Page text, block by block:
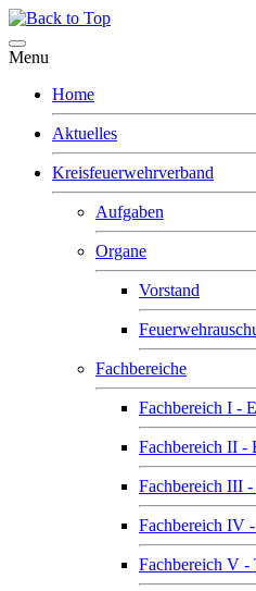
Menu
Home
Aktuelles
Kreisfeuerwehrverband
Aufgaben
Organe
Vorstand
Fachbereiche
Fachbereich I -
Fachbereich II
Fachbereich III
Fachbereich IV
Fachbereich V -